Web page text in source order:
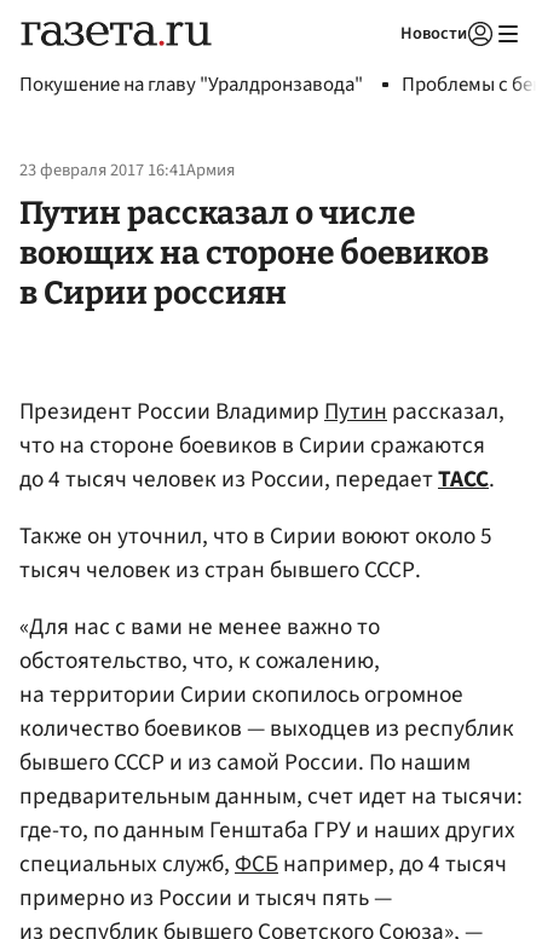
Новости
Покушение на главу "Уралдронзавода" Проблемы с
23 февраля 2017 16:41Армия
Путин рассказал о числе
воющих на стороне боевиков
в Сирии россиян
Президент России ВладимирПутинрассказал,
что на стороне боевиков в Сирии сражаются
до 4 тысяч человек из России, передаетТАСС.
Также он уточнил, что в Сирии воюют около 5
тысяч человек из стран бывшего СССР.
«Для нас с вами не менее важно то
обстоятельство, что, к сожалению,
на территории Сирии скопилось огромное
количество боевиков — выходцев из республик
бывшего СССР и из самой России. По нашим
предварительным данным, счет идет на тысячи:
где-то, по данным Генштаба ГРУ и наших других
специальных служб,ФСБнапример, до 4 тысяч
примерно из России и тысяч пять —
из республик бывшего Советского Союза», —